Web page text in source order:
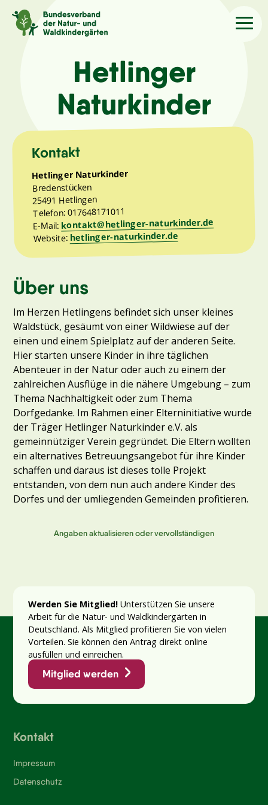
Sprache/Language
Aktuelles
Über uns
Kindergärten
Angebote
Kontakt
Hetlinger
Naturkinder
Kontakt
Hetlinger Naturkinder
Bredenstücken
25491 Hetlingen
Telefon: 017648171011
E-Mail: kontakt@hetlinger-naturkinder.de
Website:hetlinger-naturkinder.de
Über uns
Im Herzen Hetlingens befindet sich unser kleines
Waldstück, gesäumt von einer Wildwiese auf der
einen und einem Spielplatz auf der anderen Seite.
Hier starten unsere Kinder in ihre täglichen
Abenteuer in der Natur oder auch zu einem der
zahlreichen Ausflüge in die nähere Umgebung – zum
Thema Nachhaltigkeit oder zum Thema
Dorfgedanke. Im Rahmen einer Elterninitiative wurde
der Träger Hetlinger Naturkinder e.V. als
gemeinnütziger Verein gegründet. Die Eltern wollten
ein alternatives Betreuungsangebot für ihre Kinder
schaffen und daraus ist dieses tolle Projekt
entstanden, von dem nun auch andere Kinder des
Dorfes und der umliegenden Gemeinden profitieren.
Angaben aktualisieren oder vervollständigen
Werden Sie Mitglied!Unterstützen Sie unsere
Arbeit für die Natur- und Waldkindergärten in
Deutschland. Als Mitglied profitieren Sie von vielen
Vorteilen. Sie können den Antrag direkt online
ausfüllen und einreichen.
Mitglied werden
Kontakt
Impressum
Datenschutz